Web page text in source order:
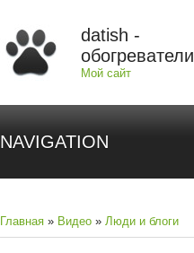
datish -
обогреватели
Мой сайт
NAVIGATION
Главная » Видео » Люди и блоги